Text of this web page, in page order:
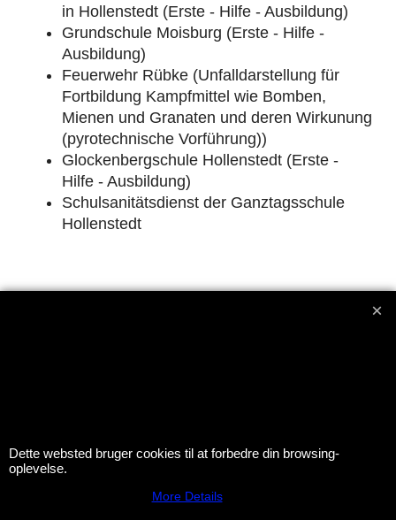
in Hollenstedt (Erste - Hilfe - Ausbildung)
Grundschule Moisburg (Erste - Hilfe -
Ausbildung)
Feuerwehr Rübke (Unfalldarstellung für
Fortbildung Kampfmittel wie Bomben,
Mienen und Granaten und deren Wirkunung
(pyrotechnische Vorführung))
Glockenbergschule Hollenstedt (Erste -
Hilfe - Ausbildung)
Schulsanitätsdienst der Ganztagsschule
Hollenstedt
Uhr ) Fax +49 40 742 127 81 -Impressum
fajerwerki -havai fişek gösterisi -
Dette websted bruger cookies til at forbedre din browsing-
oplevelse.
More Details